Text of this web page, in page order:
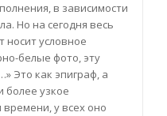
в зависимости
Но на сегодня весь
условное
белые фото, эту
Это как эпиграф, а
более узкое
у всех оно